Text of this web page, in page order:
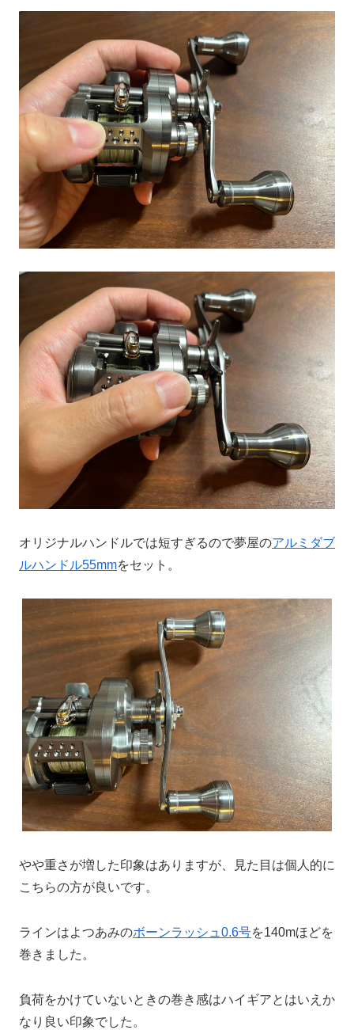
オリジナルハンドルでは短すぎるので夢屋のアルミダブ
ルハンドル55mmをセット。
やや重さが増した印象はありますが、見た目は個人的に
こちらの方が良いです。
ラインはよつあみのボーンラッシュ0.6号を140mほどを
巻きました。
負荷をかけていないときの巻き感はハイギアとはいえか
なり良い印象でした。